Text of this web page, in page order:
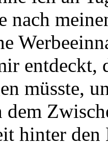
nach
entdeckt,
müsste,
dem
hinter